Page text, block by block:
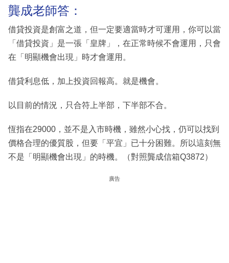
龔成老師答：
借貸投資是創富之道，但一定要適當時才可運用，你可以當
「借貸投資」是一張「皇牌」，在正常時候不會運用，只會
在「明顯機會出現」時才會運用。
借貸利息低，加上投資回報高。就是機會。
以目前的情況，只合符上半部，下半部不合。
恆指在29000，並不是入市時機，雖然小心找，仍可以找到
價格合理的優質股，但要「平宜」已十分困難。所以這刻無
不是「明顯機會出現」的時機。（對照龔成信箱Q3872）
廣告